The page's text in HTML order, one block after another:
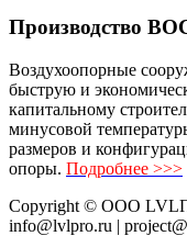
Производство
Воздухоопорные
быструю и
капитальному
минусовой
размеров и
опоры. Подробнее >>>
Copyright © ООО
info@lvlpro.ru |